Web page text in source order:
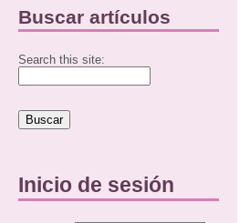
Buscar artículos
Search this site:
Inicio de sesión